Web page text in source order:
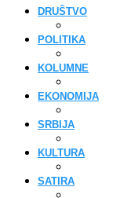
DRUŠTVO
POLITIKA
KOLUMNE
EKONOMIJA
SRBIJA
KULTURA
SATIRA